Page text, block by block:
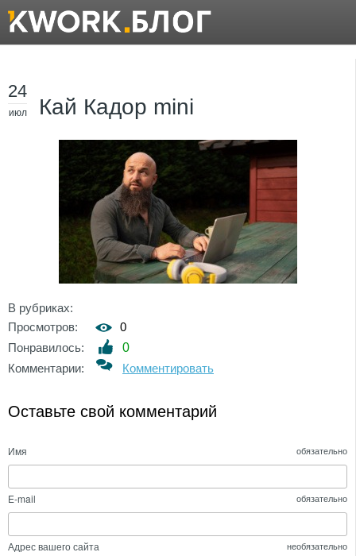
24
июл Кай Кадор mini
В рубриках:
Просмотров:
0
Понравилось:
0
Комментарии:
Комментировать
Оставьте свой комментарий
Имя обязательно
E-mail обязательно
Адрес вашего сайта необязательно